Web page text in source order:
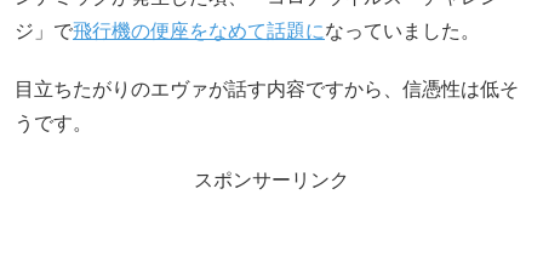
ジ」で飛行機の便座をなめて話題になっていました。
目立ちたがりのエヴァが話す内容ですから、信憑性は低そ
うです。
スポンサーリンク